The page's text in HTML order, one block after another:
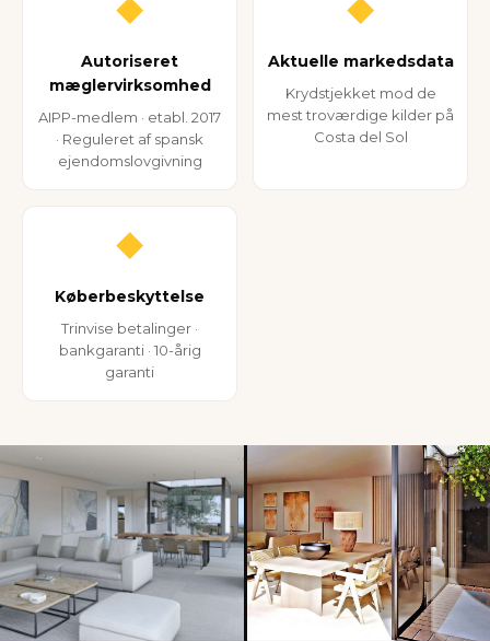
◆
Autoriseret
mæglervirksomhed
AIPP-medlem · etabl. 2017
· Reguleret af spansk
ejendomslovgivning
◆
Aktuelle markedsdata
Krydstjekket mod de
mest troværdige kilder på
Costa del Sol
◆
Køberbeskyttelse
Trinvise betalinger ·
bankgaranti · 10-årig
garanti